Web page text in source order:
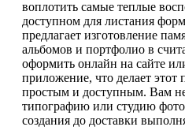
воплотить самые теплые
доступном для листания
предлагает изготовление
альбомов и портфолио в
оформить онлайн на сайте
приложение, что делает этот
простым и доступным. Вам
типографию или студию
создания до доставки